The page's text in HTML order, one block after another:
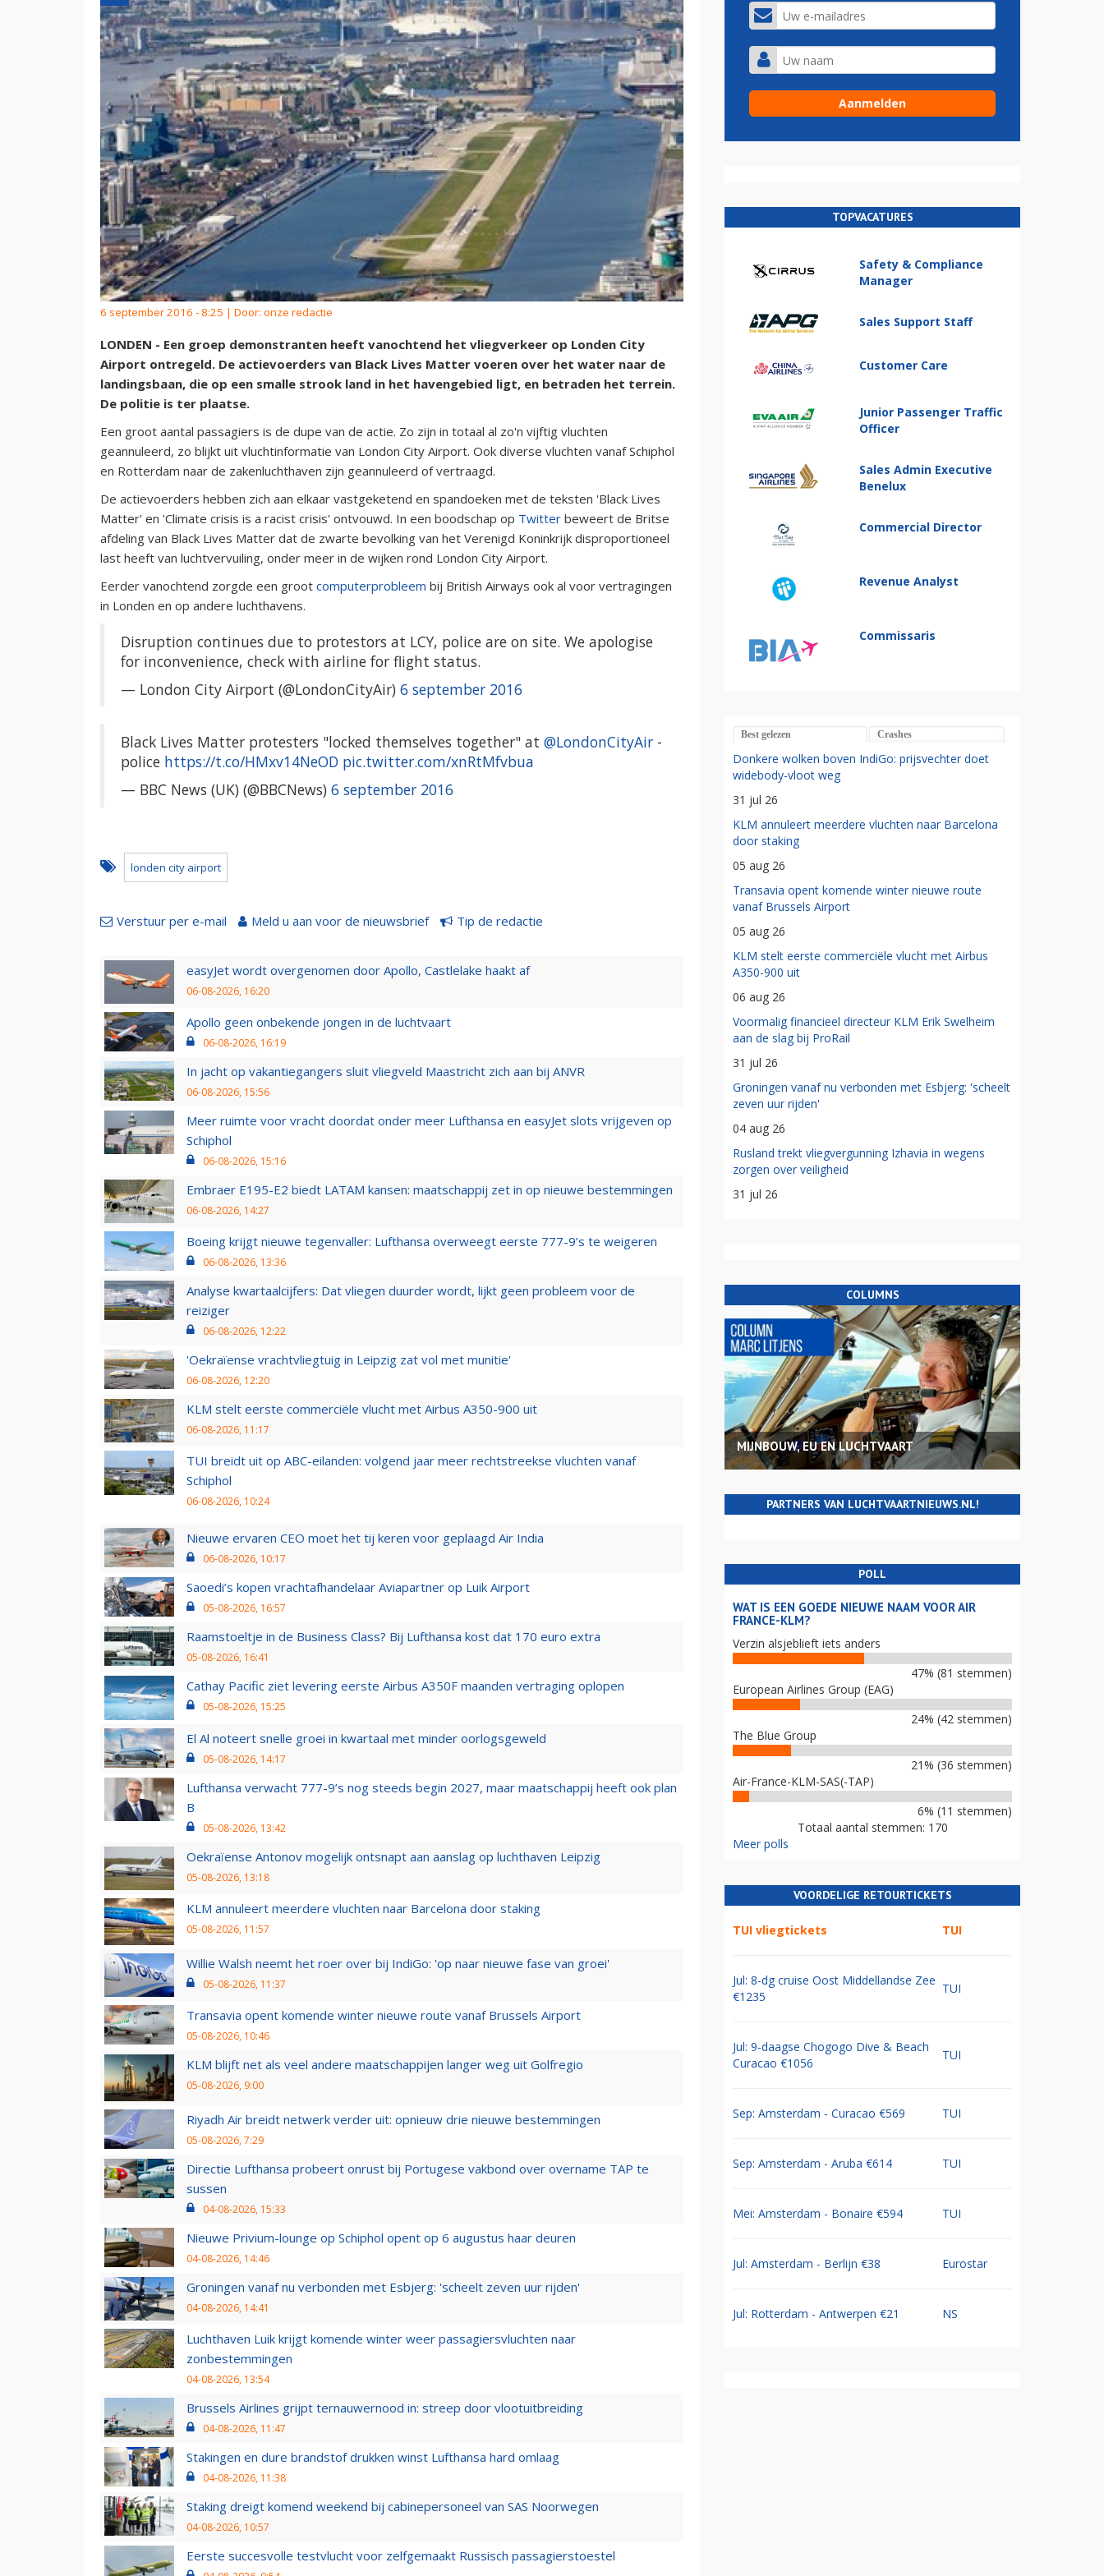
6 september 2016 - 8:25 | Door: onze redactie
LONDEN - Een groep demonstranten heeft vanochtend het vliegverkeer op Londen City
Airport ontregeld. De actievoerders van Black Lives Matter voeren over het water naar de
landingsbaan, die op een smalle strook land in het havengebied ligt, en betraden het terrein.
De politie is ter plaatse.
Een groot aantal passagiers is de dupe van de actie. Zo zijn in totaal al zo'n vijftig vluchten
geannuleerd, zo blijkt uit vluchtinformatie van London City Airport. Ook diverse vluchten vanaf Schiphol
en Rotterdam naar de zakenluchthaven zijn geannuleerd of vertraagd.
De actievoerders hebben zich aan elkaar vastgeketend en spandoeken met de teksten 'Black Lives
Matter' en 'Climate crisis is a racist crisis' ontvouwd. In een boodschap op Twitter beweert de Britse
afdeling van Black Lives Matter dat de zwarte bevolking van het Verenigd Koninkrijk disproportioneel
last heeft van luchtvervuiling, onder meer in de wijken rond London City Airport.
Eerder vanochtend zorgde een groot computerprobleem bij British Airways ook al voor vertragingen
in Londen en op andere luchthavens.
Disruption continues due to protestors at LCY, police are on site. We apologise
for inconvenience, check with airline for flight status.
— London City Airport (@LondonCityAir) 6 september 2016
Black Lives Matter protesters "locked themselves together" at @LondonCityAir -
police https://t.co/HMxv14NeOD pic.twitter.com/xnRtMfvbua
— BBC News (UK) (@BBCNews) 6 september 2016
londen city airport
Verstuur per e-mail Meld u aan voor de nieuwsbrief Tip de redactie
easyJet wordt overgenomen door Apollo, Castlelake haakt af
06-08-2026, 16:20
Apollo geen onbekende jongen in de luchtvaart
06-08-2026, 16:19
In jacht op vakantiegangers sluit vliegveld Maastricht zich aan bij ANVR
06-08-2026, 15:56
Meer ruimte voor vracht doordat onder meer Lufthansa en easyJet slots vrijgeven op
Schiphol
06-08-2026, 15:16
Embraer E195-E2 biedt LATAM kansen: maatschappij zet in op nieuwe bestemmingen
06-08-2026, 14:27
Boeing krijgt nieuwe tegenvaller: Lufthansa overweegt eerste 777-9’s te weigeren
06-08-2026, 13:36
Analyse kwartaalcijfers: Dat vliegen duurder wordt, lijkt geen probleem voor de
reiziger
06-08-2026, 12:22
'Oekraïense vrachtvliegtuig in Leipzig zat vol met munitie'
06-08-2026, 12:20
KLM stelt eerste commerciële vlucht met Airbus A350-900 uit
06-08-2026, 11:17
TUI breidt uit op ABC-eilanden: volgend jaar meer rechtstreekse vluchten vanaf
Schiphol
06-08-2026, 10:24
Nieuwe ervaren CEO moet het tij keren voor geplaagd Air India
06-08-2026, 10:17
Saoedi’s kopen vrachtafhandelaar Aviapartner op Luik Airport
05-08-2026, 16:57
Raamstoeltje in de Business Class? Bij Lufthansa kost dat 170 euro extra
05-08-2026, 16:41
Cathay Pacific ziet levering eerste Airbus A350F maanden vertraging oplopen
05-08-2026, 15:25
El Al noteert snelle groei in kwartaal met minder oorlogsgeweld
05-08-2026, 14:17
Lufthansa verwacht 777-9’s nog steeds begin 2027, maar maatschappij heeft ook plan
B
05-08-2026, 13:42
Oekraïense Antonov mogelijk ontsnapt aan aanslag op luchthaven Leipzig
05-08-2026, 13:18
KLM annuleert meerdere vluchten naar Barcelona door staking
05-08-2026, 11:57
Willie Walsh neemt het roer over bij IndiGo: 'op naar nieuwe fase van groei'
05-08-2026, 11:37
Transavia opent komende winter nieuwe route vanaf Brussels Airport
05-08-2026, 10:46
KLM blijft net als veel andere maatschappijen langer weg uit Golfregio
05-08-2026, 9:00
Riyadh Air breidt netwerk verder uit: opnieuw drie nieuwe bestemmingen
05-08-2026, 7:29
Directie Lufthansa probeert onrust bij Portugese vakbond over overname TAP te
sussen
04-08-2026, 15:33
Nieuwe Privium-lounge op Schiphol opent op 6 augustus haar deuren
04-08-2026, 14:46
Groningen vanaf nu verbonden met Esbjerg: 'scheelt zeven uur rijden'
04-08-2026, 14:41
Luchthaven Luik krijgt komende winter weer passagiersvluchten naar
zonbestemmingen
04-08-2026, 13:54
Brussels Airlines grijpt ternauwernood in: streep door vlootuitbreiding
04-08-2026, 11:47
Stakingen en dure brandstof drukken winst Lufthansa hard omlaag
04-08-2026, 11:38
Staking dreigt komend weekend bij cabinepersoneel van SAS Noorwegen
04-08-2026, 10:57
Eerste succesvolle testvlucht voor zelfgemaakt Russisch passagierstoestel
TOPVACATURES
Safety & Compliance
Manager
Sales Support Staff
Customer Care
Junior Passenger Traffic
Officer
Sales Admin Executive
Benelux
Commercial Director
Revenue Analyst
Commissaris
Best gelezen Crashes
Donkere wolken boven IndiGo: prijsvechter doet
widebody-vloot weg
31 jul 26
KLM annuleert meerdere vluchten naar Barcelona
door staking
05 aug 26
Transavia opent komende winter nieuwe route
vanaf Brussels Airport
05 aug 26
KLM stelt eerste commerciële vlucht met Airbus
A350-900 uit
06 aug 26
Voormalig financieel directeur KLM Erik Swelheim
aan de slag bij ProRail
31 jul 26
Groningen vanaf nu verbonden met Esbjerg: 'scheelt
zeven uur rijden'
04 aug 26
Rusland trekt vliegvergunning Izhavia in wegens
zorgen over veiligheid
31 jul 26
COLUMNS
MIJNBOUW, EU EN LUCHTVAART
PARTNERS VAN LUCHTVAARTNIEUWS.NL!
POLL
WAT IS EEN GOEDE NIEUWE NAAM VOOR AIR
FRANCE-KLM?
Verzin alsjeblieft iets anders
47% (81 stemmen)
European Airlines Group (EAG)
24% (42 stemmen)
The Blue Group
21% (36 stemmen)
Air-France-KLM-SAS(-TAP)
6% (11 stemmen)
Totaal aantal stemmen: 170
Meer polls
VOORDELIGE RETOURTICKETS
TUI vliegtickets TUI
Jul: 8-dg cruise Oost Middellandse Zee
€1235
TUI
Jul: 9-daagse Chogogo Dive & Beach
Curacao €1056
TUI
Sep: Amsterdam - Curacao €569 TUI
Sep: Amsterdam - Aruba €614 TUI
Mei: Amsterdam - Bonaire €594 TUI
Jul: Amsterdam - Berlijn €38 Eurostar
Jul: Rotterdam - Antwerpen €21 NS